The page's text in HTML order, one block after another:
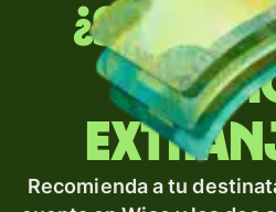
Recomienda a tu